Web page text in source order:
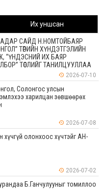
Их уншсан
САЙД Н.НОМТОЙБАЯР
ТӨРИЙН ХҮНДЭТГЭЛИЙН
“ҮНДЭСНИЙ ИХ БАЯР
ТӨСЛИЙГ ТАНИЛЦУУЛЛАА
2026-07-10
Солонгос улсын
харилцан зөвшөөрөх
2026-07-08
хүчгүй олонхоос хүчтэйг АН-
2026-07-02
Б.Ганчулууныг томиллоо